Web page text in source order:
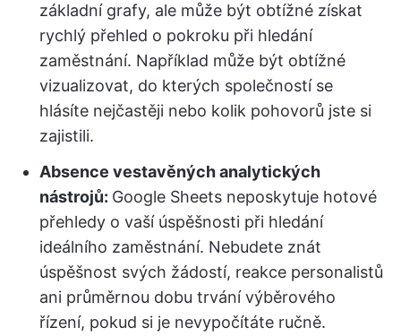
základní grafy, ale může být obtížné získat
rychlý přehled o pokroku při hledání
zaměstnání. Například může být obtížné
vizualizovat, do kterých společností se
hlásíte nejčastěji nebo kolik pohovorů jste si
zajistili.
Absence vestavěných analytických
nástrojů: Google Sheets neposkytuje hotové
přehledy o vaší úspěšnosti při hledání
ideálního zaměstnání. Nebudete znát
úspěšnost svých žádostí, reakce personalistů
ani průměrnou dobu trvání výběrového
řízení, pokud si je nevypočítáte ručně.